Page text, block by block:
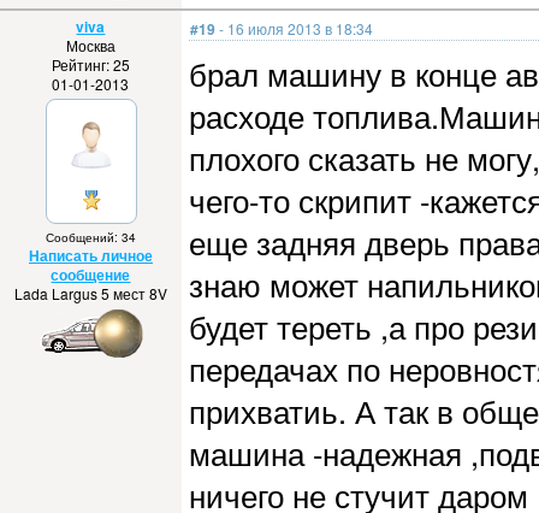
viva
Москва
Рейтинг: 25
01-01-2013
Сообщений: 34
Написать личное
сообщение
Lada Largus 5 мест 8V
#19- 16 июля 2013 в 18:34
брал машину в конце
расходе
плохого сказать не
чего-то скрипит -
еще задняя дверь
знаю может
будет тереть ,а про
передачах по
прихватиь. А так в
машина -надежная
ничего не стучит